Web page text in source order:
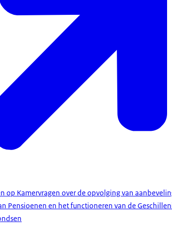
op Kamervragen over de opvolging van
Pensioenen en het functioneren van de